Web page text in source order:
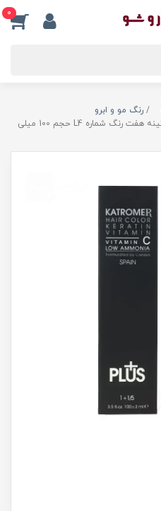
0
رنگ مو و ابرو
رنگ مو کاترومر گروه لوکس رنگ پلاتینه هفت رنگ شماره L4 حجم 100 میلی